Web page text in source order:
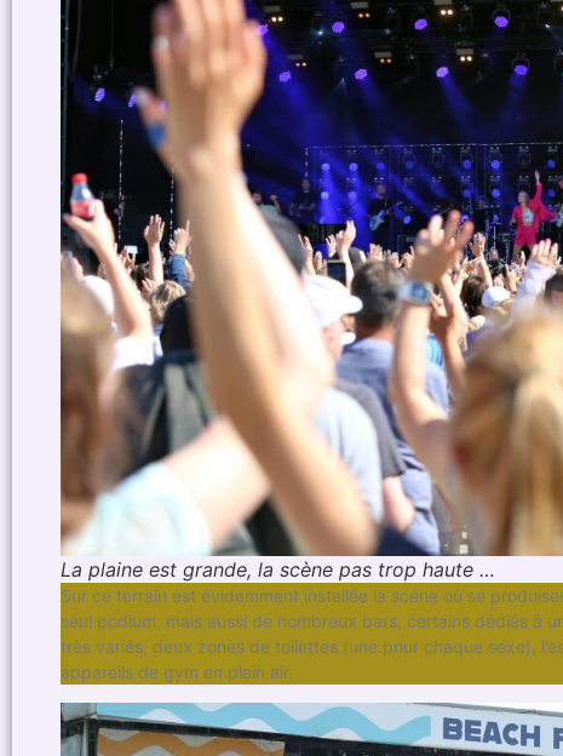
La plaine est grande, la scène pas trop haute …
Sur ce terrain est évidemment installée la scène où se
seul podium, mais aussi de nombreux bars, certains dédiés à
très variés, deux zones de toilettes (une pour chaque sexe),
appareils de gym en plein air.